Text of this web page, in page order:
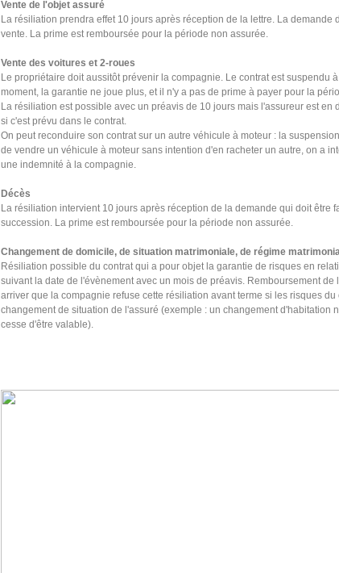
Vente de l'objet assuré
La résiliation prendra effet 10 jours après réception de la lettre. La demande
vente. La prime est remboursée pour la période non assurée.
Vente des voitures et 2-roues
Le propriétaire doit aussitôt prévenir la compagnie. Le contrat est suspendu à
moment, la garantie ne joue plus, et il n'y a pas de prime à payer pour la
La résiliation est possible avec un préavis de 10 jours mais l'assureur est
si c'est prévu dans le contrat.
On peut reconduire son contrat sur un autre véhicule à moteur : la
de vendre un véhicule à moteur sans intention d'en racheter un autre, on a
une indemnité à la compagnie.
Décès
La résiliation intervient 10 jours après réception de la demande qui doit être
succession. La prime est remboursée pour la période non assurée.
Changement de domicile, de situation matrimoniale, de régime
Résiliation possible du contrat qui a pour objet la garantie de risques en
suivant la date de l'évènement avec un mois de préavis. Remboursement
arriver que la compagnie refuse cette résiliation avant terme si les risques
changement de situation de l'assuré (exemple : un changement
cesse d'être valable).